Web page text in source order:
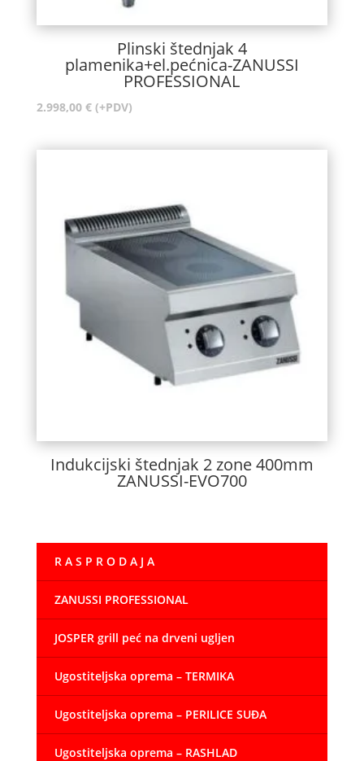
Plinski štednjak 4
plamenika+el.pećnica-ZANUSSI
PROFESSIONAL
2.998,00 € (+PDV)
Indukcijski štednjak 2 zone 400mm
ZANUSSI-EVO700
R A S P R O D A J A
ZANUSSI PROFESSIONAL
JOSPER grill peć na drveni ugljen
Ugostiteljska oprema – TERMIKA
Ugostiteljska oprema – PERILICE SUĐA
Ugostiteljska oprema – RASHLAD